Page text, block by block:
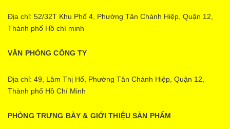
Địa chỉ: 52/32T Khu Phố 4, Phường Tân Chánh Hiệp, Quận 12,
Thành phố Hồ chí minh
VĂN PHÒNG CÔNG TY
Địa chỉ: 49, Lâm Thị Hố, Phường Tân Chánh Hiệp, Quận 12,
Thành phố Hồ Chí Minh
PHÒNG TRƯNG BÀY & GIỚI THIỆU SÀN PHẨM